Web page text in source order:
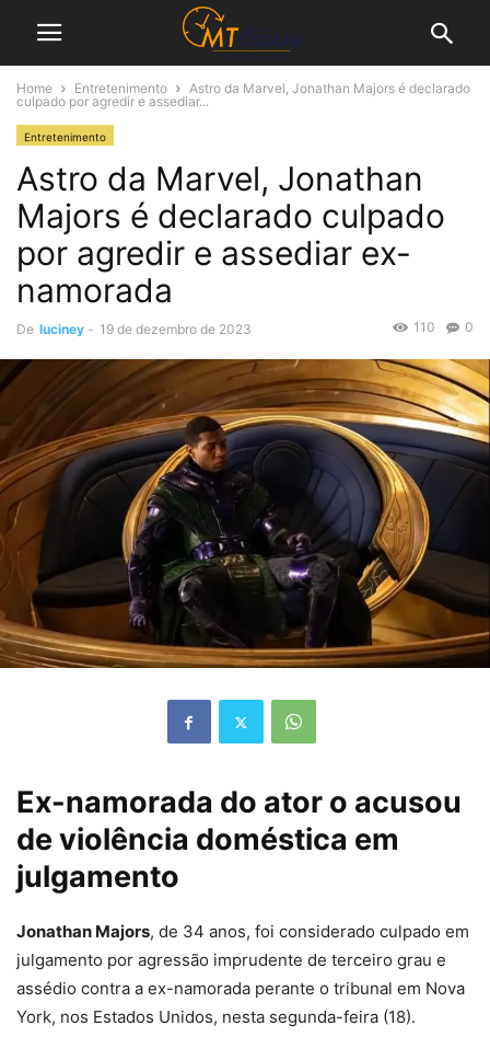
Home Entretenimento
Astro da Marvel, Jonathan Majors é declarado
culpado por agredir e assediar...
Entretenimento
Astro da Marvel, Jonathan
Majors é declarado culpado
por agredir e assediar ex-
namorada
De luciney - 19 de dezembro de 2023 0
110
Ex-namorada do ator o acusou
de violência doméstica em
julgamento
Jonathan Majors, de 34 anos, foi considerado culpado em
julgamento por agressão imprudente de terceiro grau e
assédio contra a ex-namorada perante o tribunal em Nova
York, nos Estados Unidos, nesta segunda-feira (18).